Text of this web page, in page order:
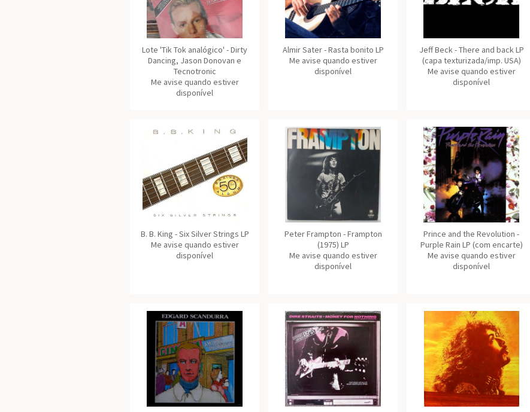
Lote 'Tik Tok analógico' - Dirty
Dancing, Jason Donovan e
Tecnotronic
Me avise quando estiver
disponível
Almir Sater - Rasta bonito LP
Me avise quando estiver
disponível
Jeff Beck - There and back LP
(capa texturizada/imp. USA)
Me avise quando estiver
disponível
B. B. King - Six Silver Strings LP
Me avise quando estiver
disponível
Peter Frampton - Frampton
(1975) LP
Me avise quando estiver
disponível
Prince and the Revolution -
Purple Rain LP (com encarte)
Me avise quando estiver
disponível